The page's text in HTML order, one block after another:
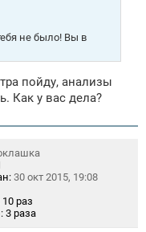
не было! Вы в
пойду, анализы
Как у вас дела?
30 окт 2015, 19:08
10 раз
3 раза